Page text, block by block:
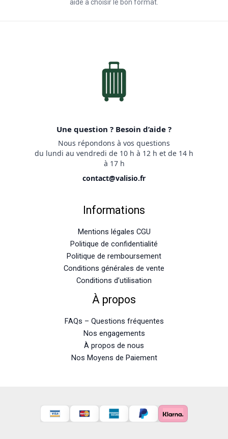
aide à choisir le bon format.
Une question ? Besoin d’aide ?
Nous répondons à vos questions
du lundi au vendredi de 10 h à 12 h et de 14 h
à 17 h
contact@valisio.fr
Informations
Mentions légales CGU
Politique de confidentialité
Politique de remboursement
Conditions générales de vente
Conditions d’utilisation
À propos
FAQs – Questions fréquentes
Nos engagements
À propos de nous
Nos Moyens de Paiement